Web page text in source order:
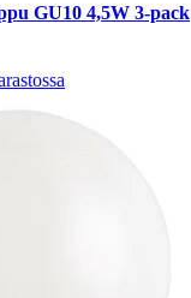
GU10 4,5W 3-pack